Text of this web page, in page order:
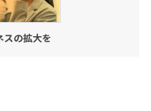
スの拡大を